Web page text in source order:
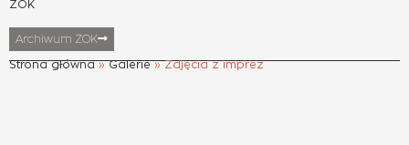
ZOK
Archiwum ZOK
Strona główna»Galerie»Zdjęcia z imprez